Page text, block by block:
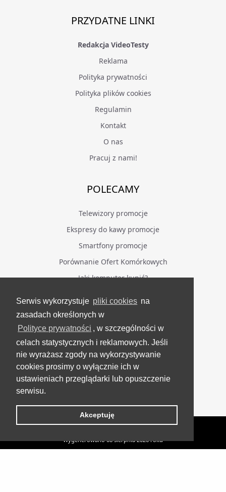
Serwis wykorzystuje pliki cookies na
zasadach określonych w
Polityce prywatności , w szczególności w
celach statystycznych i reklamowych. Jeśli
nie wyrażasz zgody na wykorzystywanie
cookies prosimy o wyłącznie ich w
ustawieniach przeglądarki lub opuszczenie
serwisu.
Akceptuję
PRZYDATNE LINKI
Redakcja VideoTesty
Reklama
Polityka prywatności
Polityka plików cookies
Regulamin
Kontakt
O nas
Pracuj z nami!
POLECAMY
Telewizory promocje
Ekspresy do kawy promocje
Smartfony promocje
Porównanie Ofert Komórkowych
Jaki komputer kupić?
BĄDŹ NA BIEŻĄCO
Facebook
Grupa Testerzy Videotestów
YouTube
Twitter
VideoTesty.pl Wszelkie prawa zastrzeżone
Wygenerowano 08 sierpnia 2026 roku